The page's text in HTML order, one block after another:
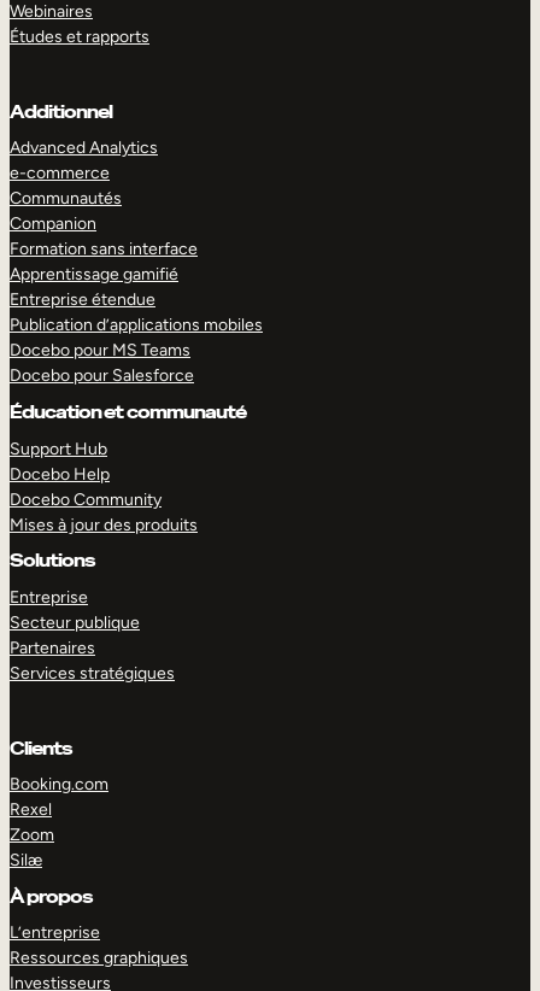
Webinaires
Études et rapports
Additionnel
Advanced Analytics
e-commerce
Communautés
Companion
Formation sans interface
Apprentissage gamifié
Entreprise étendue
Publication d’applications mobiles
Docebo pour MS Teams
Docebo pour Salesforce
Éducation et communauté
Support Hub
Docebo Help
Docebo Community
Mises à jour des produits
Solutions
Entreprise
Secteur publique
Partenaires
Services stratégiques
Clients
Booking.com
Rexel
Zoom
Silæ
À propos
L’entreprise
Ressources graphiques
Investisseurs